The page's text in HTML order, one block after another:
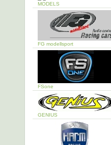
MODELS
FG modellsport
FSone
GENIUS